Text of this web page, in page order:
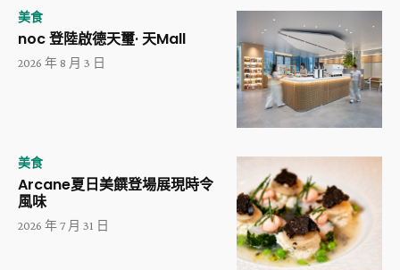
美食
noc 登陸啟德天璽· 天Mall
2026 年 8 月 3 日
美食
Arcane夏日美饌登場展現時令
風味
2026 年 7 月 31 日